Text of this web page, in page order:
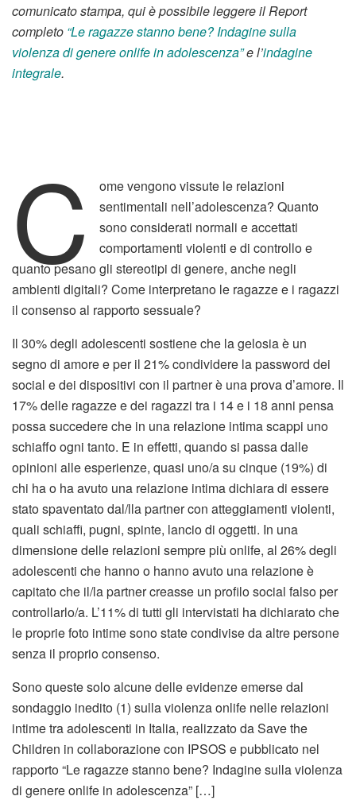
comunicato stampa, qui è possibile leggere il Report
completo “Le ragazze stanno bene? Indagine sulla
violenza di genere onlife in adolescenza”e l’indagine
integrale.
C
ome vengono vissute le relazioni
sentimentali nell’adolescenza? Quanto
sono considerati normali e accettati
comportamenti violenti e di controllo e
quanto pesano gli stereotipi di genere, anche negli
ambienti digitali? Come interpretano le ragazze e i ragazzi
il consenso al rapporto sessuale?
Il 30% degli adolescenti sostiene che la gelosia è un
segno di amore e per il 21% condividere la password dei
social e dei dispositivi con il partner è una prova d’amore. Il
17% delle ragazze e dei ragazzi tra i 14 e i 18 anni pensa
possa succedere che in una relazione intima scappi uno
schiaffo ogni tanto. E in effetti, quando si passa dalle
opinioni alle esperienze, quasi uno/a su cinque (19%) di
chi ha o ha avuto una relazione intima dichiara di essere
stato spaventato dal/lla partner con atteggiamenti violenti,
quali schiaffi, pugni, spinte, lancio di oggetti. In una
dimensione delle relazioni sempre più onlife, al 26% degli
adolescenti che hanno o hanno avuto una relazione è
capitato che il/la partner creasse un profilo social falso per
controllarlo/a. L’11% di tutti gli intervistati ha dichiarato che
le proprie foto intime sono state condivise da altre persone
senza il proprio consenso.
Sono queste solo alcune delle evidenze emerse dal
sondaggio inedito (1) sulla violenza onlife nelle relazioni
intime tra adolescenti in Italia, realizzato da Save the
Children in collaborazione con IPSOS e pubblicato nel
rapporto “Le ragazze stanno bene? Indagine sulla violenza
di genere onlife in adolescenza” […]